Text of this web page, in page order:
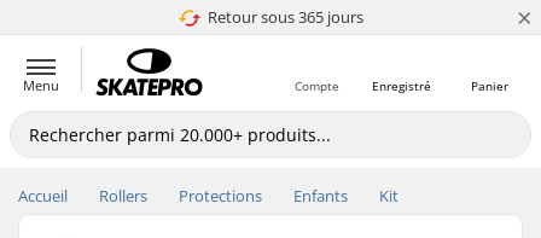
Retour sous 365 jours
4.8 de 5 ×
Menu Panier
Enregistré
Compte
Accueil Rollers Protections Enfants Kit